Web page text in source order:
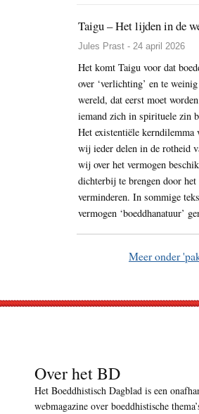
Taigu – Het lijden in de
Jules Prast - 24 april 2026
Het komt Taigu voor dat
over ‘verlichting’ en te
wereld, dat eerst moet
iemand zich in spirituele zin
Het existentiële kerndilemma
wij ieder delen in de rotheid
wij over het vermogen
dichterbij te brengen door
verminderen. In sommige
vermogen ‘boeddhanatuur’
Meer onder
Over het BD
Het Boeddhistisch Dagblad is een
webmagazine over boeddhistische